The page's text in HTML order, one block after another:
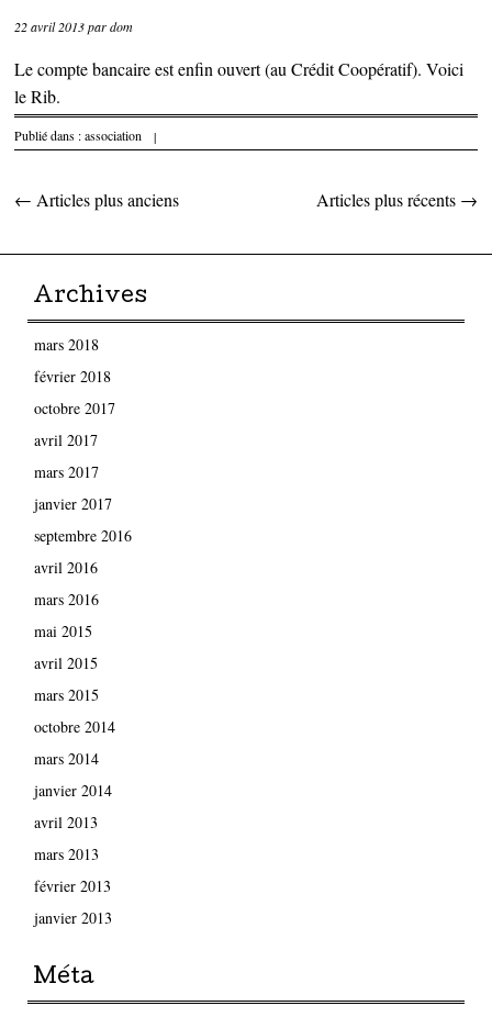
22 avril 2013pardom
Le compte bancaire est enfin ouvert (au Crédit Coopératif). Voici
leRib.
Publié dans :association |
Parcourir les articles
← Articles plus anciens Articles plus récents →
Archives
mars 2018
février 2018
octobre 2017
avril 2017
mars 2017
janvier 2017
septembre 2016
avril 2016
mars 2016
mai 2015
avril 2015
mars 2015
octobre 2014
mars 2014
janvier 2014
avril 2013
mars 2013
février 2013
janvier 2013
Méta